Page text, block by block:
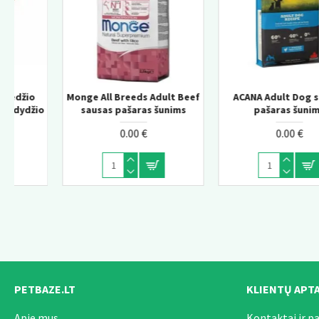
ACANA Adult Dog sausas
pašaras šunims
ACANA Adult Large Breed
sausas pašaras šunims
Monge Daily Line
super premium
suaugusioms katėms su
vištiena 1,5kg
0.00 €
PETBAZE.LT
KLIENTŲ